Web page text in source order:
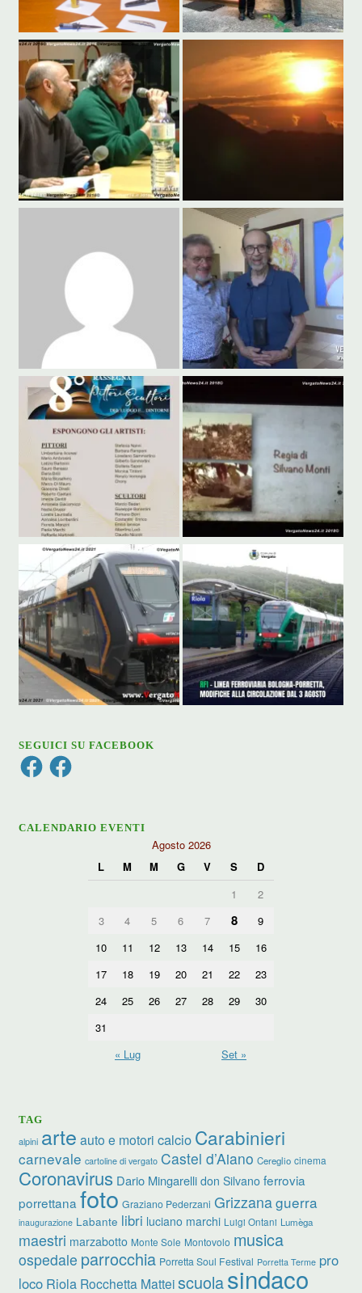
SEGUICI SU FACEBOOK
FacebookFacebook
CALENDARIO EVENTI
Agosto 2026
L
M M G V S
D
1
2
3
4 5 6 7 8
9
10
11 12 13 14 15
16
17
18 19 20 21 22
23
24
25 26 27 28 29
30
31
« Lug
Set »
TAG
alpini arte auto e motori calcio Carabinieri
carnevale cartoline di vergato Castel d’Aiano Cereglio cinema
Coronavirus Dario Mingarelli don Silvano ferrovia
porrettana foto Graziano Pederzani Grizzanaguerra
inaugurazione Labante libri luciano marchi Luigi Ontani Lumèga
maestri marzabotto Monte Sole Montovolo musica
ospedale parrocchia Porretta Soul Festival Porretta Terme pro
loco Riola Rocchetta Matteiscuolasindaco